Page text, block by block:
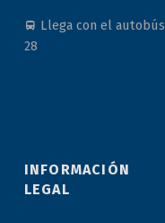
Llega con el autobús
28
INFORMACIÓN
LEGAL